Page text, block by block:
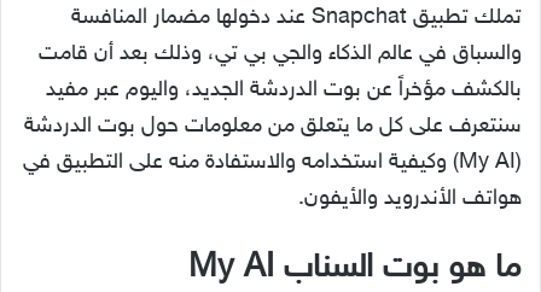
تملك تطبيق Snapchat عند دخولها مضمار المنافسة
والسباق في عالم الذكاء والجي بي تي، وذلك بعد أن قامت
بالكشف مؤخراً عن بوت الدردشة الجديد، واليوم عبر مفيد
سنتعرف على كل ما يتعلق من معلومات حول بوت الدردشة
(My AI) وكيفية استخدامه والاستفادة منه على التطبيق في
هواتف الأندرويد والأيفون.
ما هو بوت السناب My AI